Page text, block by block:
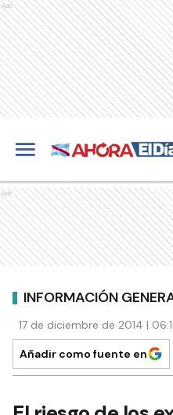
Ads
Ads
INFORMACIÓN
17 de diciembre de 2014 |
Añadir como fuente en